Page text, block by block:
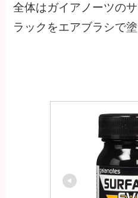
全体はガイアノーツの
ラックをエアブラシで塗